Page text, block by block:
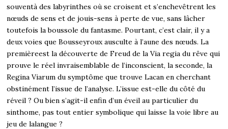
souventà des labyrinthes où se croisent et s’enchevêtrent les
nœuds de sens et de jouis-sens à perte de vue, sans lâcher
toutefois la boussole du fantasme. Pourtant, c’est clair, il y a
deux voies que Bousseyroux ausculte à l’aune des nœuds. La
premièreest la découverte de Freud de la Via regia du rêve qui
prouve le réel invraisemblable de l’inconscient, la seconde, la
Regina Viarum du symptôme que trouve Lacan en cherchant
obstinément l’issue de l’analyse. L’issue est-elle du côté du
réveil ? Ou bien s’agit-il enfin d’un éveil au particulier du
sinthome, pas tout entier symbolique qui laisse la voie libre au
jeu de lalangue ?